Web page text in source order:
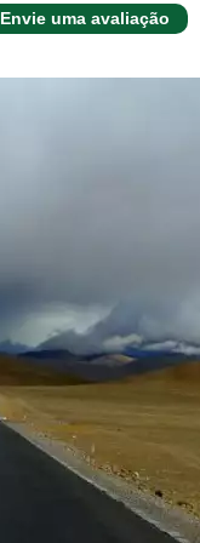
Envie uma avaliação